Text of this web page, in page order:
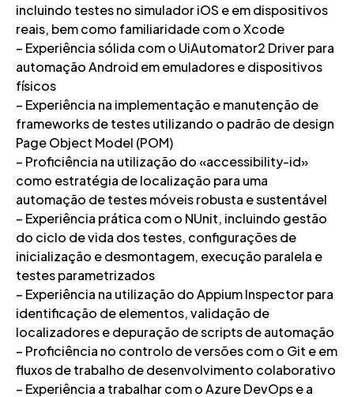
incluindo testes no simulador iOS e em dispositivos
reais, bem como familiaridade com o Xcode
– Experiência sólida com o UiAutomator2 Driver para
automação Android em emuladores e dispositivos
físicos
– Experiência na implementação e manutenção de
frameworks de testes utilizando o padrão de design
Page Object Model (POM)
– Proficiência na utilização do «accessibility-id»
como estratégia de localização para uma
automação de testes móveis robusta e sustentável
– Experiência prática com o NUnit, incluindo gestão
do ciclo de vida dos testes, configurações de
inicialização e desmontagem, execução paralela e
testes parametrizados
– Experiência na utilização do Appium Inspector para
identificação de elementos, validação de
localizadores e depuração de scripts de automação
– Proficiência no controlo de versões com o Git e em
fluxos de trabalho de desenvolvimento colaborativo
– Experiência a trabalhar com o Azure DevOps e a